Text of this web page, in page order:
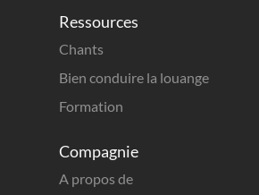
Ressources
Chants
Bien conduire la louange
Formation
Compagnie
A propos de